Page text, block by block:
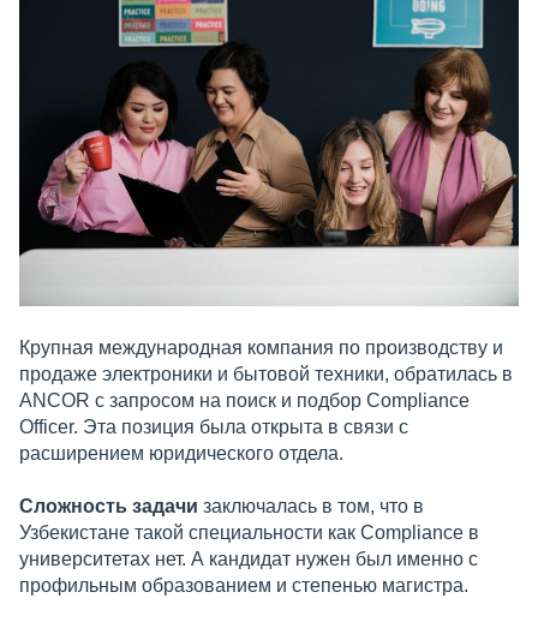
Крупная международная компания по производству и
продаже электроники и бытовой техники, обратилась в
ANCOR с запросом на поиск и подбор Compliance
Officer. Эта позиция была открыта в связи с
расширением юридического отдела.
Сложность задачи заключалась в том, что в
Узбекистане такой специальности как Compliance в
университетах нет. А кандидат нужен был именно с
профильным образованием и степенью магистра.